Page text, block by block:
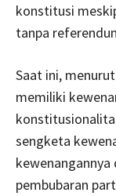
konstitusi
tanpa
Saat ini,
memiliki
sengketa
pembubaran